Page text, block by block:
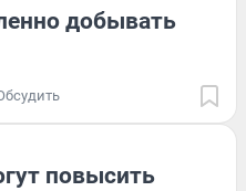
добывать
повысить